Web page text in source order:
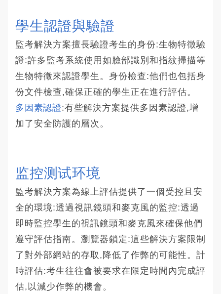
學生認證與驗證
監考解決方案擅長驗證考生的身份:生物特徵驗
證:許多監考系統使用如臉部識別和指紋掃描等
生物特徵來認證學生。身份檢查:他們也包括身
份文件檢查,確保正確的學生正在進行評估。
多因素認證:有些解決方案提供多因素認證,增
加了安全防護的層次。
监控测试环境
監考解決方案為線上評估提供了一個受控且安
全的環境:透過視訊鏡頭和麥克風的監控:透過
即時監控學生的視訊鏡頭和麥克風來確保他們
遵守評估指南。瀏覽器鎖定:這些解決方案限制
了對外部網站的存取,降低了作弊的可能性。計
時評估:考生往往會被要求在限定時間內完成評
估,以減少作弊的機會。